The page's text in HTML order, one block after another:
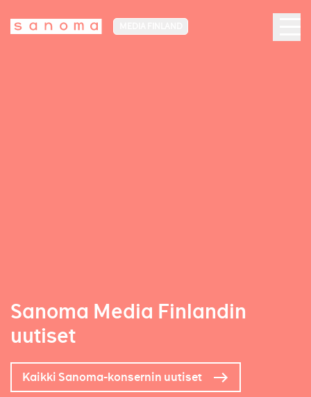
Sanoma Media Finlandin
uutiset
Kaikki Sanoma-konsernin uutiset